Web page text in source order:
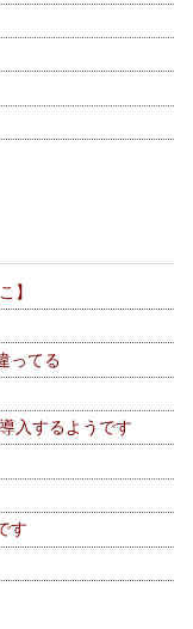
】
ってる
入するようです
す